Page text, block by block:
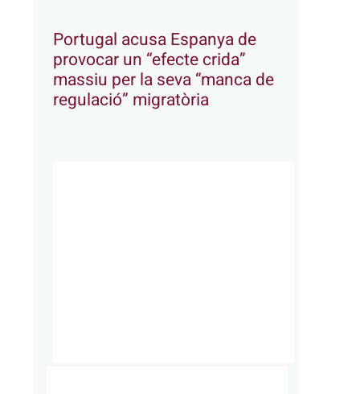
Portugal acusa Espanya de
provocar un “efecte crida”
massiu per la seva “manca de
regulació” migratòria